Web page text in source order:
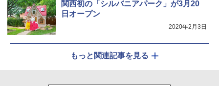
関西初の「シルバニアパーク」が3月20
日オープン
2020年2月3日
もっと関連記事を見る